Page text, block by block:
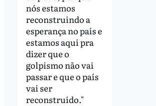
nós estamos
reconstruindo a
esperança no país e
estamos aqui pra
dizer que o
golpismo não vai
passar e que o país
vai ser
reconstruído."